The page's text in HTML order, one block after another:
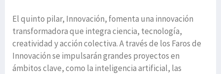
El quinto pilar, Innovación, fomenta una innovación
transformadora que integra ciencia, tecnología,
creatividad y acción colectiva. A través de los Faros de
Innovación se impulsarán grandes proyectos en
ámbitos clave, como la inteligencia artificial, las